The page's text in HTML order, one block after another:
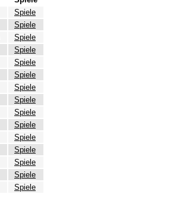
Spiele
Spiele
Spiele
Spiele
Spiele
Spiele
Spiele
Spiele
Spiele
Spiele
Spiele
Spiele
Spiele
Spiele
Spiele